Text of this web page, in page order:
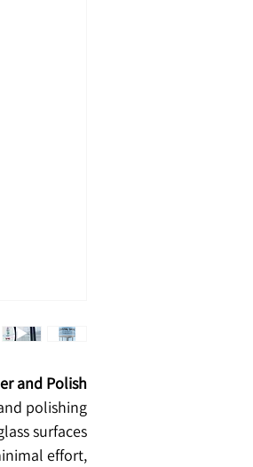
and Polish
polishing
surfaces.
effort,